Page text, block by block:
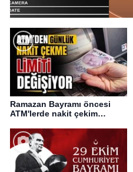
Ramazan Bayramı öncesi
ATM'lerde nakit çekim